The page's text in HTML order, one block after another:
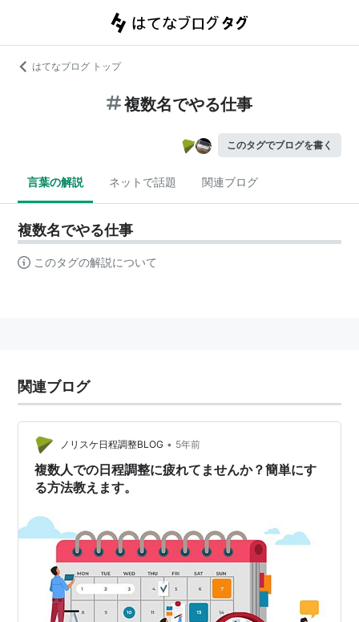
はてなブログ トップ
複数名でやる仕事
このタグでブログを書く
言葉の解説 ネットで話題 関連ブログ
複数名でやる仕事
このタグの解説について
関連ブログ
ノリスケ日程調整BLOG • 5年前
複数人での日程調整に疲れてませんか？簡単にす
る方法教えます。